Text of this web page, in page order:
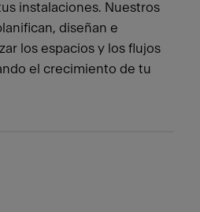
instalaciones. Nuestros
diseñan e
los espacios y los flujos
el crecimiento de tu